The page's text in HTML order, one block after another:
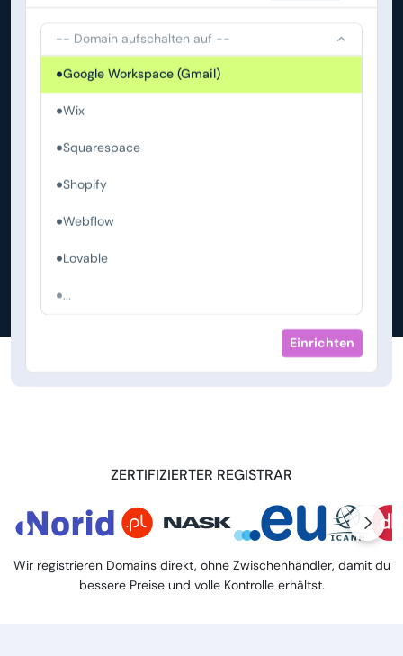
-- Domain aufschalten auf --
Google Workspace (Gmail)
Wix
Squarespace
Shopify
Webflow
Lovable
...
Einrichten
ZERTIFIZIERTER REGISTRAR
Wir registrieren Domains direkt, ohne Zwischenhändler, damit du
bessere Preise und volle Kontrolle erhältst.